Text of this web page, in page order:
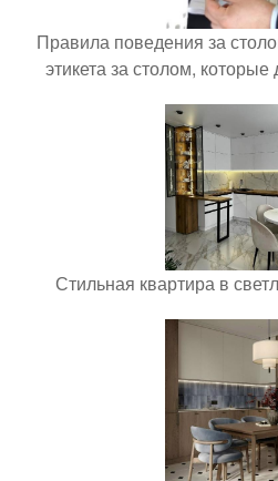
Правила поведения за
этикета за столом,
Стильная квартира в